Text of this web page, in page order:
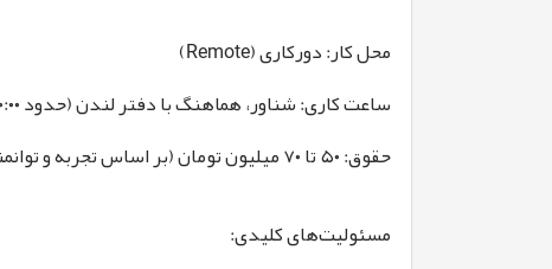
محل کار: دورکاری (Remote)
ساعت کاری: شناور، هماهنگ با دفتر لندن (حدود ۱۰:۰۰ تا ۱۸:۰۰ به وقت ایران)
حقوق: ۵۰ تا ۷۰ میلیون تومان (بر اساس تجربه و توانمندی) + پاداش و کمیسیون عملکرد
مسئولیت‌های کلیدی: